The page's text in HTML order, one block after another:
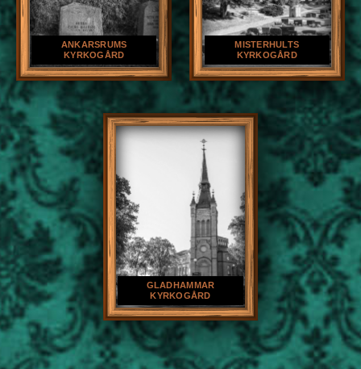
ANKARSRUMS
KYRKOGÅRD
MISTERHULTS
KYRKOGÅRD
GLADHAMMAR
KYRKOGÅRD